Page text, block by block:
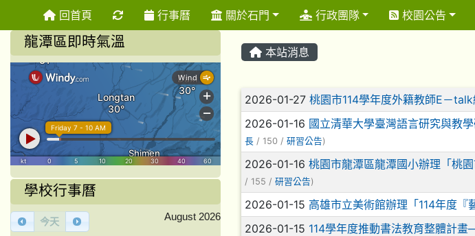
回首頁 重新取得佈景設定
行事曆 關於石門 行政團隊 校園公告
本站消息
文章列表
2026-01-27 桃園市114學年度外籍教師E－
2026-01-16 國立清華大學臺灣語言研究與教
長 / 150 / 研習公告)
2026-01-16 桃園市龍潭區龍潭國小辦理「桃
/ 155 / 研習公告)
2026-01-15 高雄市立美術館辦理「114年度『
2026-01-15 114學年度推動書法教育整體計
龍潭區即時氣溫
學校行事曆
今天 August 2026